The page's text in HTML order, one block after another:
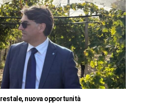
nuova opportunità